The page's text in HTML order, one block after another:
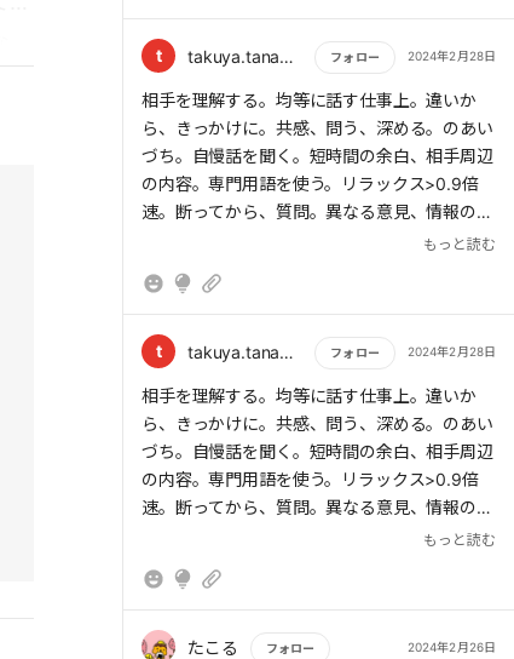
すがですね」などと、尊敬の気持ちを表明す
る。こうして相手と争う気がないことをはっき
りさせた上で、「ただ、私の意見はこうなんで
す。それにはこういう理由があるのですが、ど
う思いますか?」と尋ねてアドバイスをもら
う。
相手をリラックスさせたいとき：相槌ゆっくり
め
意見が食い違うとき：情報を得られたお礼か
ら 意見のアドバイスをもらう
t takuya.tanaka1976 フォロー 2024年2月28日
もっと読む
相手を理解する。均等に話す仕事上。違いか
ら、きっかけに。共感、問う、深める。のあい
づち。自慢話を聞く。短時間の余白、相手周辺
の内容。専門用語を使う。リラックス>0.9倍
速。断ってから、質問。異なる意見、情報のお
もっと読む
t takuya.tanaka1976 フォロー 2024年2月28日
もっと読む
相手を理解する。均等に話す仕事上。違いか
ら、きっかけに。共感、問う、深める。のあい
づち。自慢話を聞く。短時間の余白、相手周辺
の内容。専門用語を使う。リラックス>0.9倍
速。断ってから、質問。異なる意見、情報のお
もっと読む
たこる フォロー 2024年2月26日